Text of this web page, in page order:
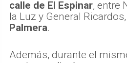
calle de El Espinar, entre
la Luz y General Ricardos,
Palmera.
Además, durante el